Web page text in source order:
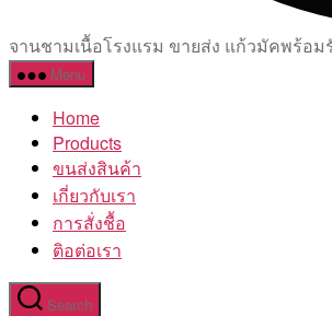
จานชามเนื้อโรงแรม ขายส่ง แก้วมัคพร้อ
Menu
Home
Products
ขนส่งสินค้า
เกี่ยวกับเรา
การสั่งชื้อ
ติอต่อเรา
Search